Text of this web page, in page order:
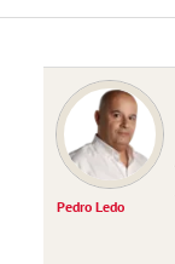
Pedro Ledo